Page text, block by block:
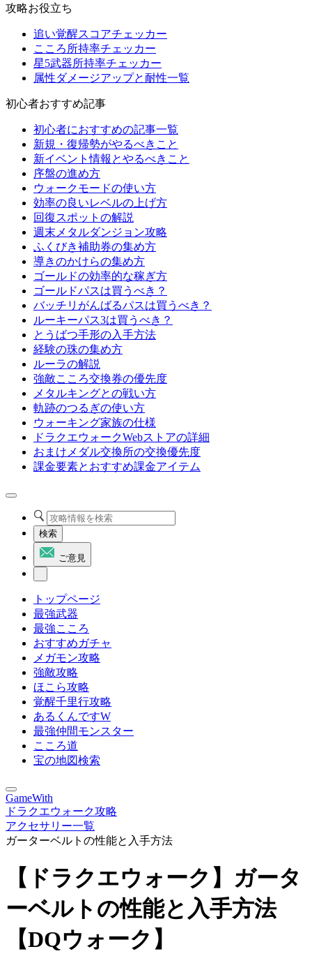
攻略お役立ち
追い覚醒スコアチェッカー
こころ所持率チェッカー
星5武器所持率チェッカー
属性ダメージアップと耐性一覧
初心者おすすめ記事
初心者におすすめの記事一覧
新規・復帰勢がやるべきこと
新イベント情報とやるべきこと
序盤の進め方
ウォークモードの使い方
効率の良いレベルの上げ方
回復スポットの解説
週末メタルダンジョン攻略
ふくびき補助券の集め方
導きのかけらの集め方
ゴールドの効率的な稼ぎ方
ゴールドパスは買うべき？
バッチリがんばるパスは買うべき？
ルーキーパス3は買うべき？
とうばつ手形の入手方法
経験の珠の集め方
ルーラの解説
強敵こころ交換券の優先度
メタルキングとの戦い方
軌跡のつるぎの使い方
ウォーキング家族の仕様
ドラクエウォークWebストアの詳細
おまけメダル交換所の交換優先度
課金要素とおすすめ課金アイテム
検索
ご意見
トップページ
最強武器
最強こころ
おすすめガチャ
メガモン攻略
強敵攻略
ほこら攻略
覚醒千里行攻略
あるくんですW
最強仲間モンスター
こころ道
宝の地図検索
GameWith
ドラクエウォーク攻略
アクセサリー一覧
ガーターベルトの性能と入手方法
【ドラクエウォーク】ガータ
ーベルトの性能と入手方法
【DQウォーク】